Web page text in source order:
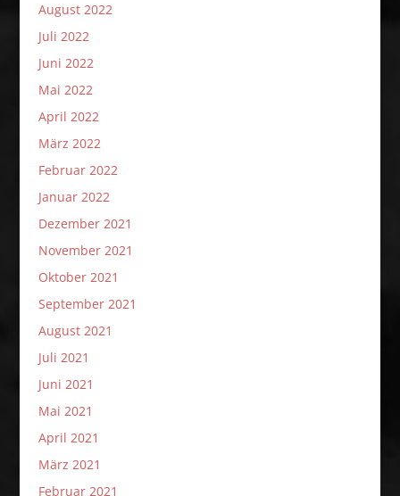
August 2022
Juli 2022
Juni 2022
Mai 2022
April 2022
März 2022
Februar 2022
Januar 2022
Dezember 2021
November 2021
Oktober 2021
September 2021
August 2021
Juli 2021
Juni 2021
Mai 2021
April 2021
März 2021
Februar 2021